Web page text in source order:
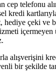
cep telefonu
kredi
hediye çeki ve
içermeyen
alışverişini
bir şekilde